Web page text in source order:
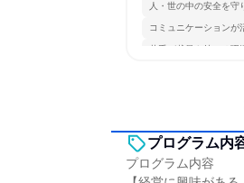
人・世の中の安全を守
コミュニケーションが
若手が裁量を持てる環
プログラム内
プログラム内容